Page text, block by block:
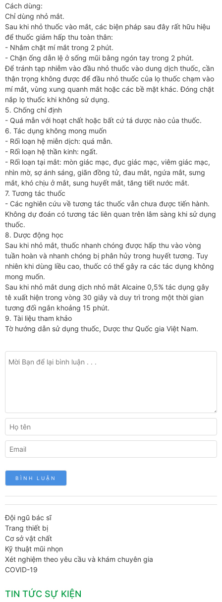
Cách dùng:
Chỉ dùng nhỏ mắt.
Sau khi nhỏ thuốc vào mắt, các biện pháp sau đây rất hữu hiệu
để thuốc giảm hấp thu toàn thân:
- Nhắm chặt mí mắt trong 2 phút.
- Chặn ống dẫn lệ ở sống mũi bằng ngón tay trong 2 phút.
Để tránh tạp nhiễm vào đầu nhỏ thuốc vào dung dịch thuốc, cần
thận trọng không được để đầu nhỏ thuốc của lọ thuốc chạm vào
mí mắt, vùng xung quanh mắt hoặc các bề mặt khác. Đóng chặt
nắp lọ thuốc khi không sử dụng.
5. Chống chỉ định
- Quá mẫn với hoạt chất hoặc bất cứ tá dược nào của thuốc.
6. Tác dụng không mong muốn
- Rối loạn hệ miễn dịch: quá mẫn.
- Rối loạn hệ thần kinh: ngất.
- Rối loạn tại mắt: mòn giác mạc, đục giác mạc, viêm giác mạc,
nhìn mờ, sợ ánh sáng, giãn đồng tử, đau mắt, ngứa mắt, sưng
mắt, khó chịu ở mắt, sung huyết mắt, tăng tiết nước mắt.
7. Tương tác thuốc
- Các nghiên cứu về tương tác thuốc vẫn chưa được tiến hành.
Không dự đoán có tương tác liên quan trên lâm sàng khi sử dụng
thuốc.
8. Dược động học
Sau khi nhỏ mắt, thuốc nhanh chóng được hấp thu vào vòng
tuần hoàn và nhanh chóng bị phân hủy trong huyết tương. Tuy
nhiên khi dùng liều cao, thuốc có thể gây ra các tác dụng không
mong muốn.
Sau khi nhỏ mắt dung dịch nhỏ mắt Alcaine 0,5% tác dụng gây
tê xuất hiện trong vòng 30 giây và duy trì trong một thời gian
tương đối ngắn khoảng 15 phút.
9. Tài liệu tham khảo
Tờ hướng dẫn sử dụng thuốc, Dược thư Quốc gia Việt Nam.
Đội ngũ bác sĩ
Trang thiết bị
Cơ sở vật chất
Kỹ thuật mũi nhọn
Xét nghiệm theo yêu cầu và khám chuyên gia
COVID-19
TIN TỨC SỰ KIỆN